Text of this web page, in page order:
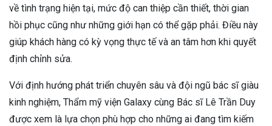
về tình trạng hiện tại, mức độ can thiệp cần thiết, thời gian
hồi phục cũng như những giới hạn có thể gặp phải. Điều này
giúp khách hàng có kỳ vọng thực tế và an tâm hơn khi quyết
định chỉnh sửa.
Với định hướng phát triển chuyên sâu và đội ngũ bác sĩ giàu
kinh nghiệm, Thẩm mỹ viện Galaxy cùng Bác sĩ Lê Trần Duy
được xem là lựa chọn phù hợp cho những ai đang tìm kiếm